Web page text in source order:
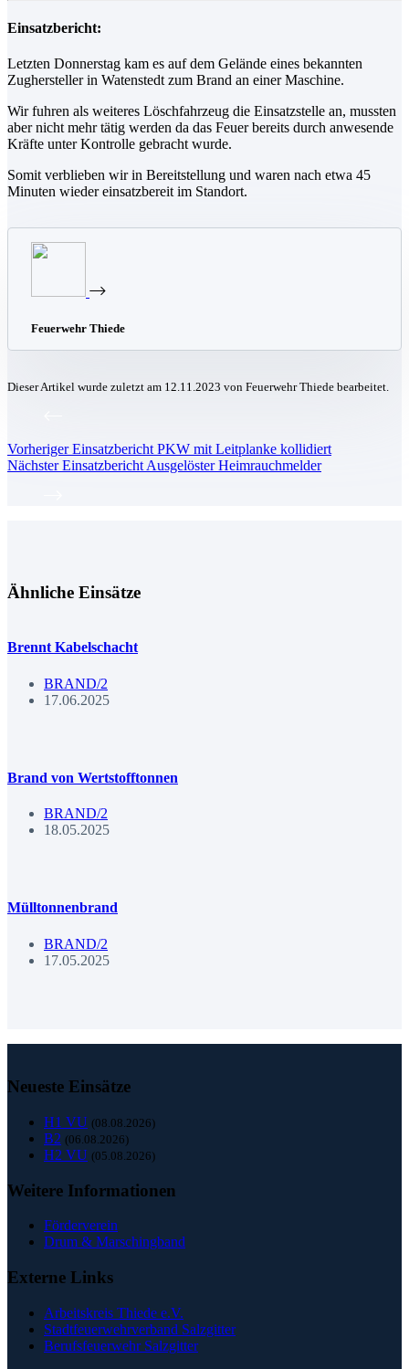
Einsatzbericht:
Letzten Donnerstag kam es auf dem Gelände eines bekannten
Zughersteller in Watenstedt zum Brand an einer Maschine.
Wir fuhren als weiteres Löschfahrzeug die Einsatzstelle an, mussten
aber nicht mehr tätig werden da das Feuer bereits durch anwesende
Kräfte unter Kontrolle gebracht wurde.
Somit verblieben wir in Bereitstellung und waren nach etwa 45
Minuten wieder einsatzbereit im Standort.
Feuerwehr Thiede
Dieser Artikel wurde zuletzt am 12.11.2023 von Feuerwehr Thiede bearbeitet.
VorherigerEinsatzbericht PKW mit Leitplanke kollidiert
NächsterEinsatzbericht Ausgelöster Heimrauchmelder
Ähnliche Einsätze
Brennt Kabelschacht
BRAND/2
17.06.2025
Brand von Wertstofftonnen
BRAND/2
18.05.2025
Mülltonnenbrand
BRAND/2
17.05.2025
Neueste Einsätze
H1 VU (08.08.2026)
B2 (06.08.2026)
H2 VU (05.08.2026)
Weitere Informationen
Förderverein
Drum & Marschingband
Externe Links
Arbeitskreis Thiede e.V.
Stadtfeuerwehrverband Salzgitter
Berufsfeuerwehr Salzgitter